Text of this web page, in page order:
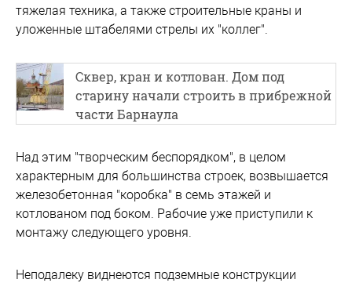
тяжелая техника, а также строительные краны и
уложенные штабелями стрелы их "коллег".
Сквер, кран и котлован. Дом под
старину начали строить в прибрежной
части Барнаула
Над этим "творческим беспорядком", в целом
характерным для большинства строек, возвышается
железобетонная "коробка" в семь этажей и
котлованом под боком. Рабочие уже приступили к
монтажу следующего уровня.
Неподалеку виднеются подземные конструкции